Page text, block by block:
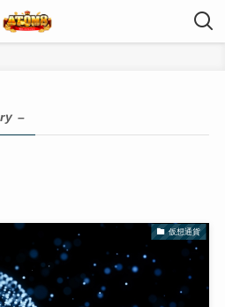
–
仮想通貨